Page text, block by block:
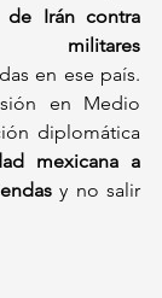
Irán contra
en ese país.
en Medio
mexicana a
y no salir